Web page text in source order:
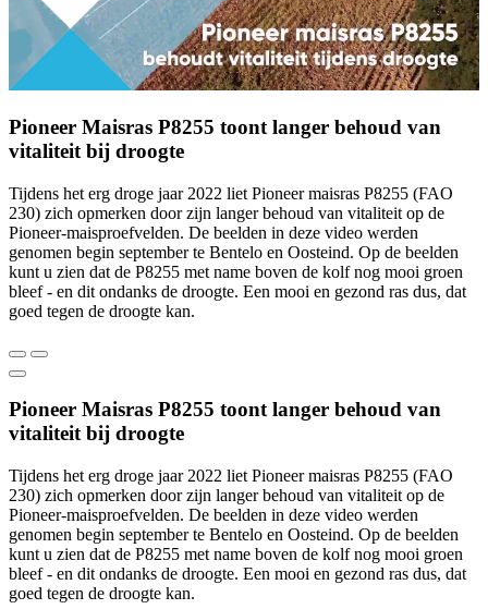
Pioneer Maisras P8255 toont langer behoud van
vitaliteit bij droogte
Tijdens het erg droge jaar 2022 liet Pioneer maisras P8255 (FAO
230) zich opmerken door zijn langer behoud van vitaliteit op de
Pioneer-maisproefvelden. De beelden in deze video werden
genomen begin september te Bentelo en Oosteind. Op de beelden
kunt u zien dat de P8255 met name boven de kolf nog mooi groen
bleef - en dit ondanks de droogte. Een mooi en gezond ras dus, dat
goed tegen de droogte kan.
Pioneer Maisras P8255 toont langer behoud van
vitaliteit bij droogte
Tijdens het erg droge jaar 2022 liet Pioneer maisras P8255 (FAO
230) zich opmerken door zijn langer behoud van vitaliteit op de
Pioneer-maisproefvelden. De beelden in deze video werden
genomen begin september te Bentelo en Oosteind. Op de beelden
kunt u zien dat de P8255 met name boven de kolf nog mooi groen
bleef - en dit ondanks de droogte. Een mooi en gezond ras dus, dat
goed tegen de droogte kan.